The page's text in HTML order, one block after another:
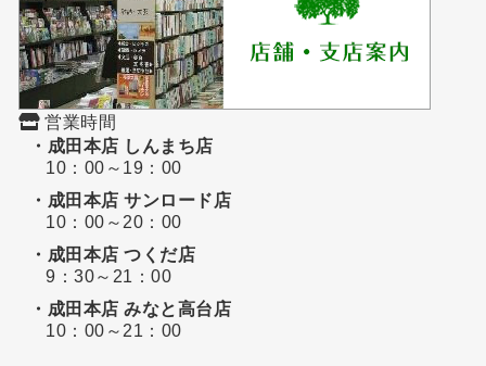
営業時間
・成田本店 しんまち店
10：00～19：00
・成田本店 サンロード店
10：00～20：00
・成田本店 つくだ店
9：30～21：00
・成田本店 みなと高台店
10：00～21：00